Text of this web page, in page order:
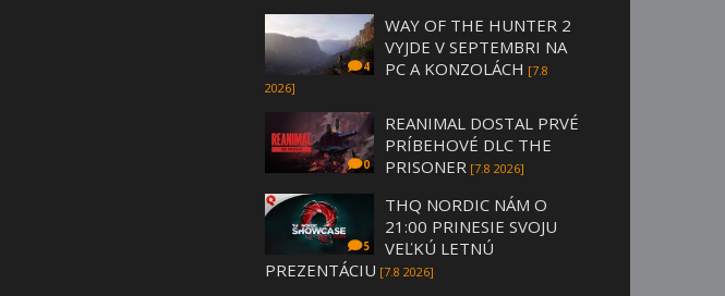
4
WAY OF THE HUNTER 2
VYJDE V SEPTEMBRI NA
PC A KONZOLÁCH [7.8
2026]
0
REANIMAL DOSTAL PRVÉ
PRÍBEHOVÉ DLC THE
PRISONER [7.8 2026]
5
THQ NORDIC NÁM O
21:00 PRINESIE SVOJU
VEĽKÚ LETNÚ
PREZENTÁCIU [7.8 2026]